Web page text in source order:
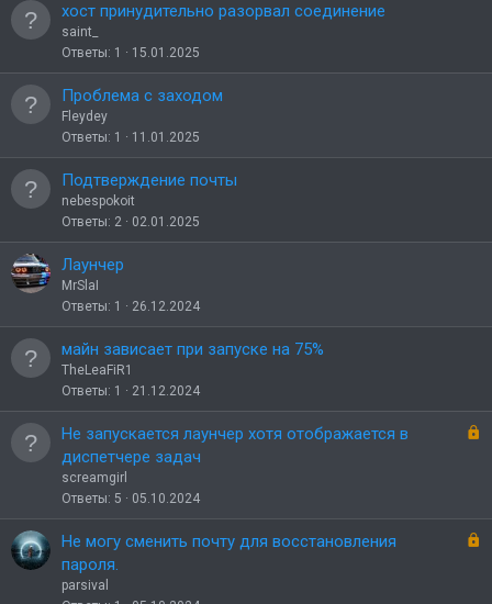
хост принудительно разорвал соединение
saint_
Ответы 1 15.01.2025
Проблема с заходом
Fleydey
Ответы 1 11.01.2025
Подтверждение почты
nebespokoit
Ответы 2 02.01.2025
Лаунчер
MrSlaI
Ответы 1 26.12.2024
майн зависает при запуске на 75%
TheLeaFiR1
Ответы 1 21.12.2024
Не запускается лаунчер хотя отображается в
диспетчере задач
screamgirl
Ответы 5 05.10.2024
Не могу сменить почту для восстановления
пароля.
parsival